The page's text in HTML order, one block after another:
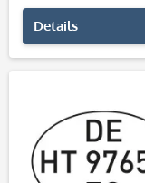
Details